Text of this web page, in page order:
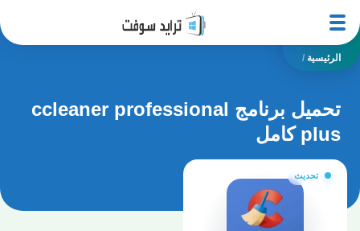
الرئيسية /
تحميل برنامج ccleaner professional
plus كامل
تحديث